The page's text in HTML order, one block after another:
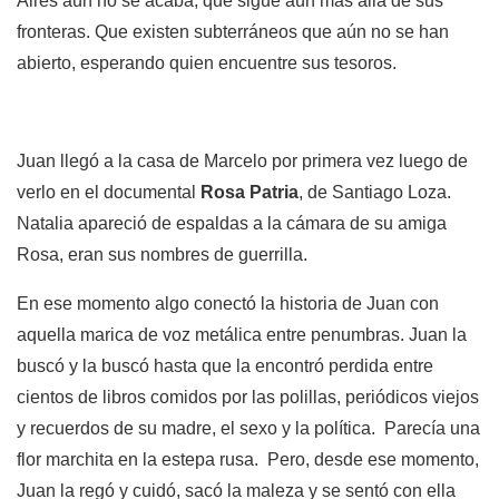
fronteras. Que existen subterráneos que aún no se han
abierto, esperando quien encuentre sus tesoros.
Juan llegó a la casa de Marcelo por primera vez luego de
verlo en el documental
Rosa Patria, de Santiago Loza.
Natalia apareció de espaldas a la cámara de su amiga
Rosa, eran sus nombres de guerrilla.
En ese momento algo conectó la historia de Juan con
aquella marica de voz metálica entre penumbras. Juan la
buscó y la buscó hasta que la encontró perdida entre
cientos de libros comidos por las polillas, periódicos viejos
y recuerdos de su madre, el sexo y la política. Parecía una
flor marchita en la estepa rusa. Pero, desde ese momento,
Juan la regó y cuidó, sacó la maleza y se sentó con ella